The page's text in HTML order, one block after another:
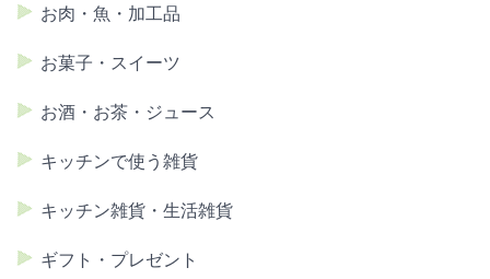
お肉・魚・加工品
お菓子・スイーツ
お酒・お茶・ジュース
キッチンで使う雑貨
キッチン雑貨・生活雑貨
ギフト・プレゼント